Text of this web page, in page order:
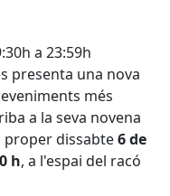
a 23:59h
presenta una nova
més
a la seva novena
proper dissabte6 de
h, a l'espai del racó